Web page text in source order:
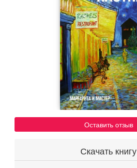
Оставить отзыв
Скачать книгу